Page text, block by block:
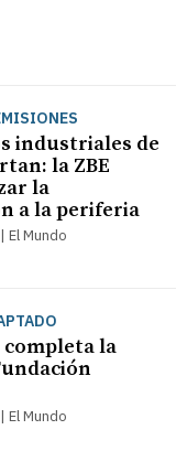
industriales de
la ZBE
la
a la periferia
El Mundo
la
El Mundo